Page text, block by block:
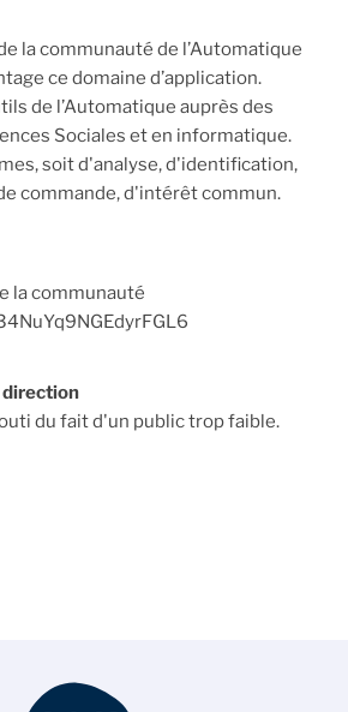
la communauté de l’Automatique
ce domaine d’application.
de l’Automatique auprès des
Sociales et en informatique.
soit d'analyse, d'identification,
commande, d'intérêt commun.
la communauté
direction
du fait d'un public trop faible.